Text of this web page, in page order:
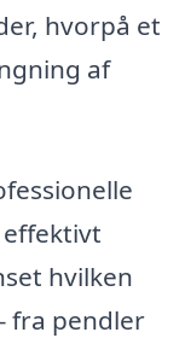
hvorpå et
af
hvilken
fra pendler